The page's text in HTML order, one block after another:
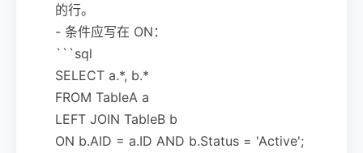
的行。
- 条件应写在 ON：
```sql
SELECT a.*, b.*
FROM TableA a
LEFT JOIN TableB b
ON b.AID = a.ID AND b.Status = 'Active';